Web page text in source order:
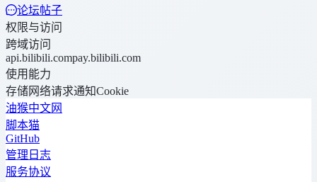
论坛帖子
权限与访问
跨域访问
api.bilibili.compay.bilibili.com
使用能力
存储网络请求通知Cookie
油猴中文网
脚本猫
GitHub
管理日志
服务协议